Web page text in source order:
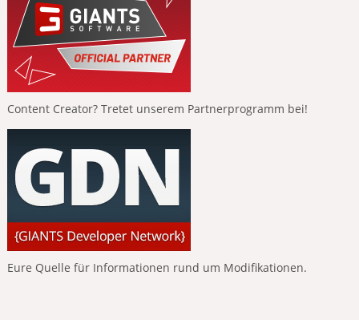
Content Creator? Tretet unserem Partnerprogramm bei!
Eure Quelle für Informationen rund um Modifikationen.